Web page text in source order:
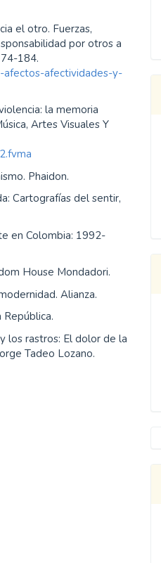
el otro. Fuerzas,
por otros a
184.
afectos-afectividades-y-
la memoria
Artes Visuales Y
Phaidon.
Cartografías del sentir,
en Colombia: 1992-
House Mondadori.
Alianza.
los rastros: El dolor de la
Tadeo Lozano.